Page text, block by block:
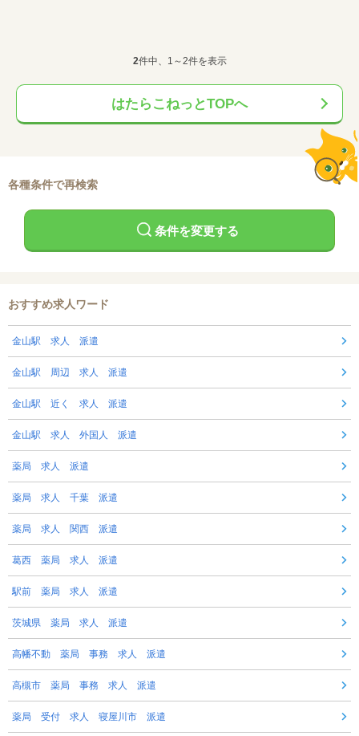
2件中、1～2件を表示
はたらこねっとTOPへ
各種条件で再検索
条件を変更する
おすすめ求人ワード
金山駅 求人 派遣
金山駅 周辺 求人 派遣
金山駅 近く 求人 派遣
金山駅 求人 外国人 派遣
薬局 求人 派遣
薬局 求人 千葉 派遣
薬局 求人 関西 派遣
葛西 薬局 求人 派遣
駅前 薬局 求人 派遣
茨城県 薬局 求人 派遣
高幡不動 薬局 事務 求人 派遣
高槻市 薬局 事務 求人 派遣
薬局 受付 求人 寝屋川市 派遣